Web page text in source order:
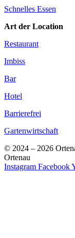
Schnelles Essen
Art der Location
Restaurant
Imbiss
Bar
Hotel
Barrierefrei
Gartenwirtschaft
© 2024 – 2026
Ortenau
Instagram Facebook